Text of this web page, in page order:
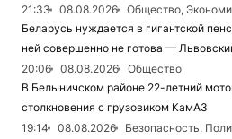
21:33
08.08.2026
Общество,
Беларусь нуждается в гигантской
ней совершенно не готова —
20:06
08.08.2026
Общество
В Белыничском районе 22-летний
столкновения с грузовиком КамАЗ
19:14
08.08.2026
Безопасность,